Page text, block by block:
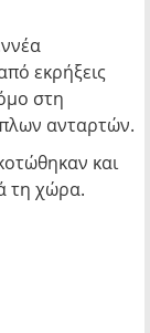
εκρήξεις
στη
ανταρτών.
και
τη χώρα.